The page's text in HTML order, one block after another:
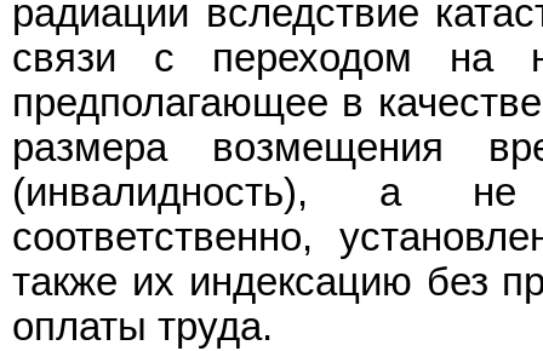
радиации вследствие
связи с переходом на
предполагающее в
размера возмещения
(инвалидность), а
соответственно,
также их индексацию без
оплаты труда.